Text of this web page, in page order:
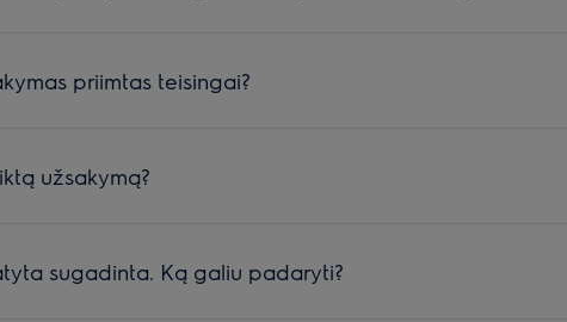
priimtas teisingai?
užsakymą?
sugadinta. Ką galiu padaryti?